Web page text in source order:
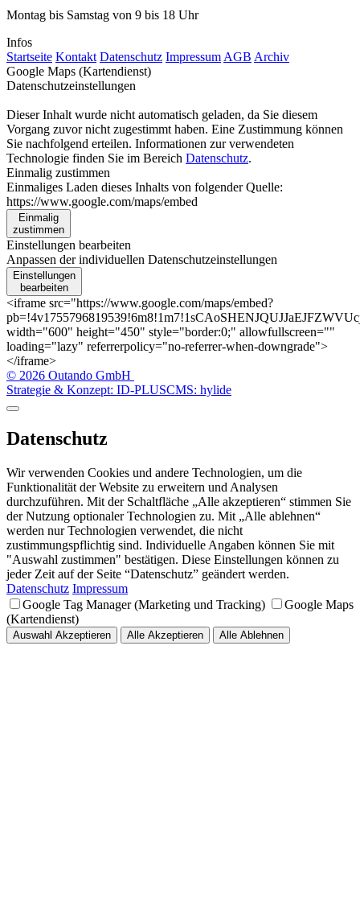
Montag bis Samstag von 9 bis 18 Uhr
Infos
Startseite Kontakt Datenschutz Impressum AGB Archiv
Google Maps (Kartendienst)
Datenschutzeinstellungen
Dieser Inhalt wurde nicht automatisch geladen, da Sie diesem
Vorgang zuvor nicht zugestimmt haben. Eine Zustimmung können
Sie nachfolgend erteilen. Informationen zur verwendeten
Technologie finden Sie im Bereich Datenschutz.
Einmalig zustimmen
Einmaliges Laden dieses Inhalts von folgender Quelle:
https://www.google.com/maps/embed
Einmalig
zustimmen
Einstellungen bearbeiten
Anpassen der individuellen Datenschutzeinstellungen
Einstellungen
bearbeiten
<iframe src="https://www.google.com/maps/embed?
width="600" height="450" style="border:0;" allowfullscreen=""
loading="lazy" referrerpolicy="no-referrer-when-downgrade">
</iframe>
© 2026 Outando GmbH
Strategie & Konzept: ID-PLUSCMS: hylide
Datenschutz
Wir verwenden Cookies und andere Technologien, um die
Funktionalität der Website zu erweitern und Analysen
durchzuführen. Mit der Schaltfläche „Alle akzeptieren“ stimmen Sie
der Nutzung optionaler Technologien zu. Mit „Alle ablehnen“
werden nur Technologien verwendet, die nicht
zustimmungspflichtig sind. Individuelle Angaben können Sie mit
"Auswahl zustimmen" bestätigen. Diese Einstellungen können zu
jeder Zeit auf der Seite “Datenschutz” geändert werden.
Datenschutz Impressum
Google Tag Manager (Marketing und Tracking)
Google Maps
(Kartendienst)
Auswahl Akzeptieren Alle Akzeptieren Alle Ablehnen